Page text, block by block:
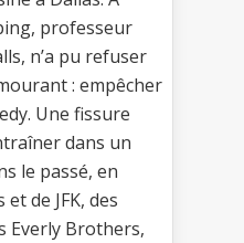
professeur
n’a pu refuser
: empêcher
Une fissure
dans un
le passé, en
et de JFK, des
Everly Brothers,